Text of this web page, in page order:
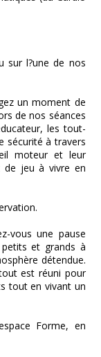
sur l?une de nos
un moment de
de nos séances
les tout-
sécurité à travers
moteur et leur
de jeu à vivre en
vous une pause
et grands à
détendue.
est réuni pour
tout en vivant un
Forme, en